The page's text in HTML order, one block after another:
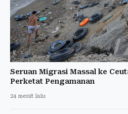
Seruan Migrasi Massal ke
Perketat Pengamanan
24 menit lalu